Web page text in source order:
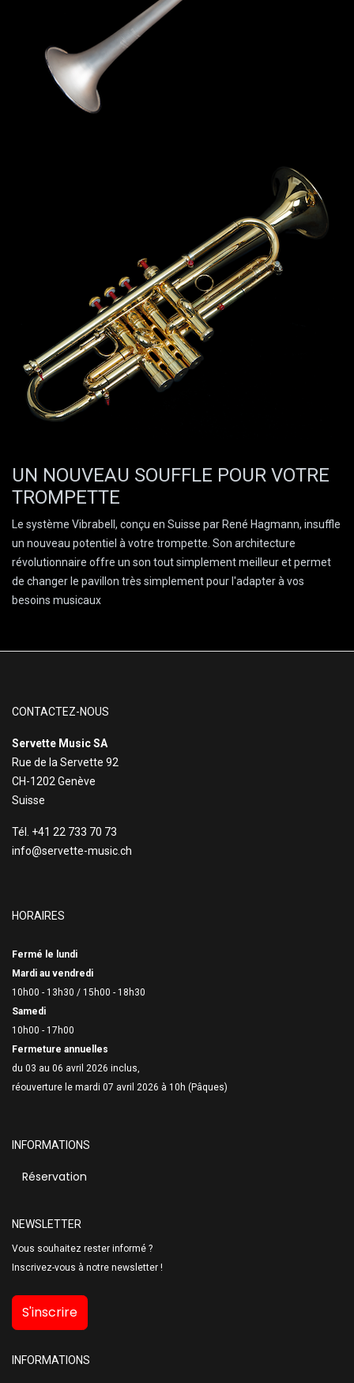
UN NOUVEAU SOUFFLE POUR VOTRE
TROMPETTE
Le système Vibrabell, conçu en Suisse par René Hagmann, insuffle
un nouveau potentiel à votre trompette. Son architecture
révolutionnaire offre un son tout simplement meilleur et permet
de changer le pavillon très simplement pour l'adapter à vos
besoins musicaux
CONTACTEZ-NOUS
Servette Music SA
Rue de la Servette 92
CH-1202 Genève
Suisse
Tél. +41 22 733 70 73
info@servette-music.ch
HORAIRES
Fermé le lundi
Mardi au vendredi
10h00 - 13h30 / 15h00 - 18h30
Samedi
10h00 - 17h00
Fermeture annuelles
du 03 au 06 avril 2026 inclus,
réouverture le mardi 07 avril 2026 à 10h (Pâques)
INFORMATIONS
Réservation
NEWSLETTER
Vous souhaitez rester informé ?
Inscrivez-vous à notre newsletter !
S'inscrire
INFORMATIONS